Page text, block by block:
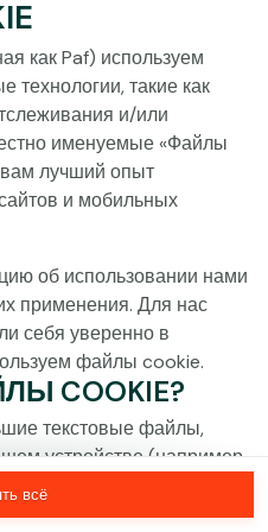
место!
1 388 764 €
40 011 €
как Paf) используем
такие как
и/или
именуемые «Файлы
лучший опыт
и мобильных
об использовании нами
применения. Для нас
себя уверенно в
файлы cookie.
COOKIE?
текстовые файлы,
устройстве (например,
или планшете)
Размещение
всё